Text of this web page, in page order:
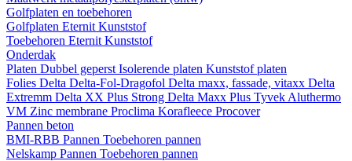
Golfplaten en toebehoren
Golfplaten Eternit Kunststof
Toebehoren Eternit Kunststof
Onderdak
Platen Dubbel geperst Isolerende platen Kunststof platen
Folies Delta Delta-Fol-Dragofol Delta maxx, fassade, vitaxx Delta
Extremm Delta XX Plus Strong Delta Maxx Plus Tyvek Aluthermo
VM Zinc membrane Proclima Korafleece Procover
Pannen beton
BMI-RBB Pannen Toebehoren pannen
Nelskamp Pannen Toebehoren pannen